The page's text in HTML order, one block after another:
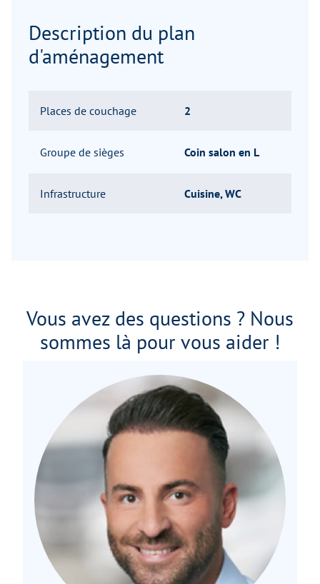
Description du plan
d'aménagement
Places de couchage 2
Groupe de sièges Coin salon en L
Infrastructure Cuisine, WC
Vous avez des questions ? Nous
sommes là pour vous aider !